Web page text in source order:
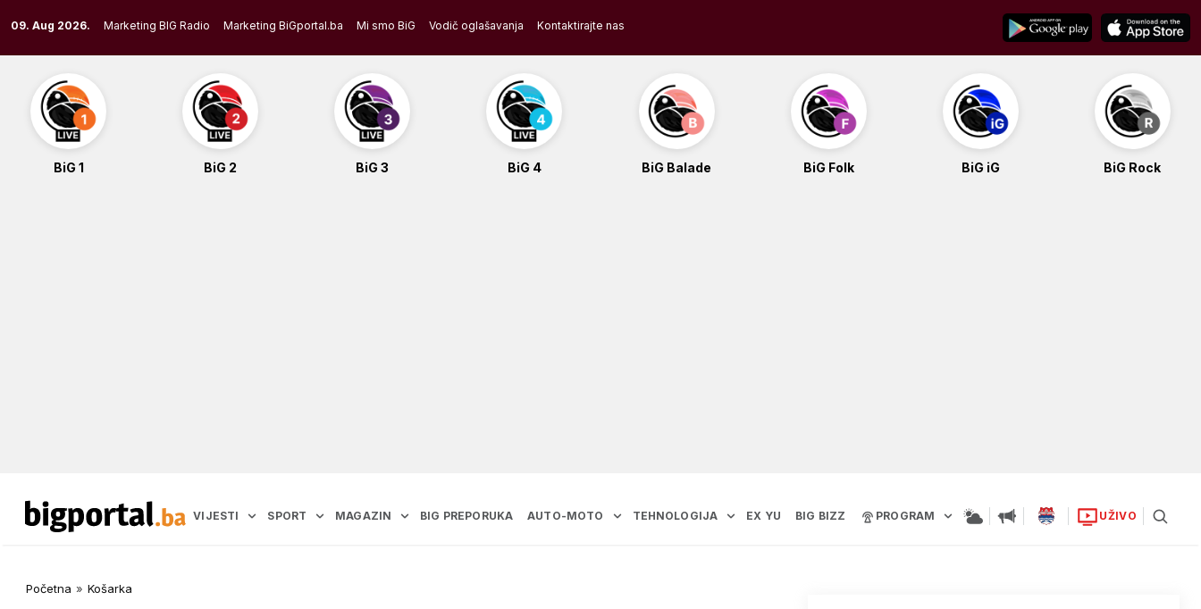
to
content
09. Aug 2026. Marketing BIG Radio Marketing BiGportal.ba Mi smo BiG Vodič oglašavanja Kontaktirajte nas
BiG 1 BiG 2 BiG 3 BiG 4 BiG Balade BiG Folk BiG iG BiG Rock
VIJESTI SPORT MAGAZIN BIG PREPORUKA AUTO-MOTO TEHNOLOGIJA EX YU BIG BIZZ PROGRAM UŽIVO
Početna » Košarka